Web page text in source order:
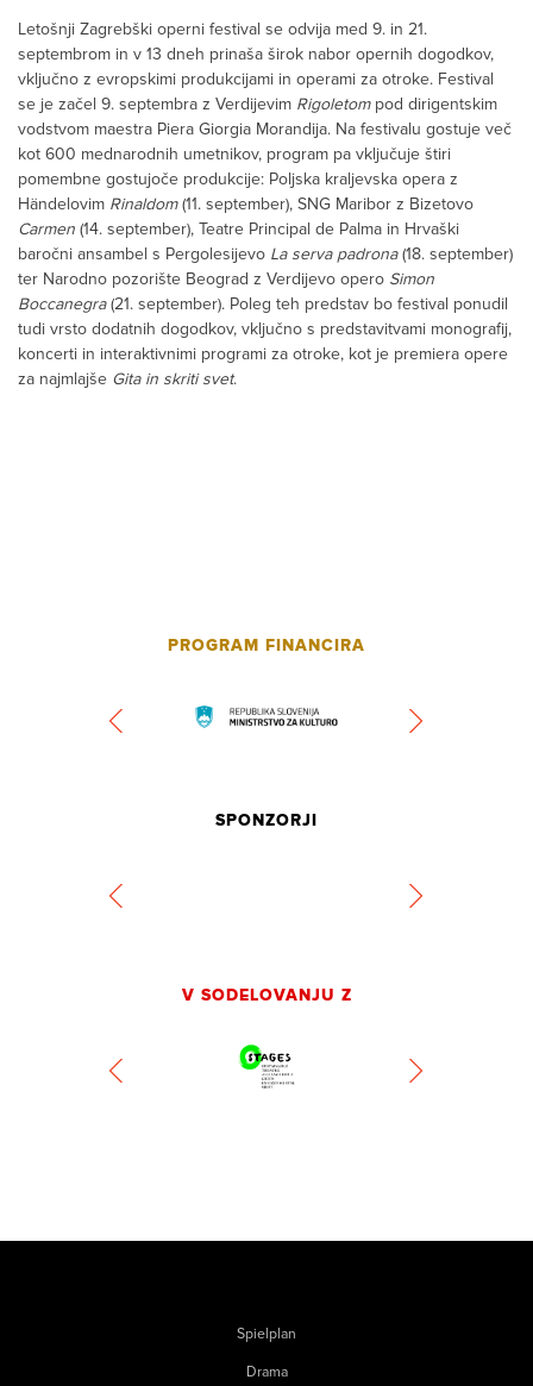
Letošnji Zagrebški operni festival se odvija med 9. in 21.
septembrom in v 13 dneh prinaša širok nabor opernih dogodkov,
vključno z evropskimi produkcijami in operami za otroke. Festival
se je začel 9. septembra z Verdijevim Rigoletompod dirigentskim
vodstvom maestra Piera Giorgia Morandija. Na festivalu gostuje več
kot 600 mednarodnih umetnikov, program pa vključuje štiri
pomembne gostujoče produkcije: Poljska kraljevska opera z
Händelovim Rinaldom(11. september), SNG Maribor z Bizetovo
Carmen (14. september), Teatre Principal de Palma in Hrvaški
baročni ansambel s Pergolesijevo La serva padrona(18. september)
ter Narodno pozorište Beograd z Verdijevo opero Simon
Boccanegra(21. september). Poleg teh predstav bo festival ponudil
tudi vrsto dodatnih dogodkov, vključno s predstavitvami monografij,
koncerti in interaktivnimi programi za otroke, kot je premiera opere
za najmlajše Gita in skriti svet.
PROGRAM FINANCIRA
SPONZORJI
V SODELOVANJU Z
Spielplan
Drama